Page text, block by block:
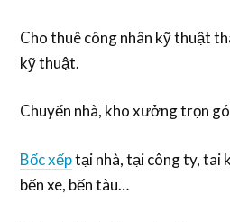
Cho thuê công nhân kỹ thuật
kỹ thuật.
Chuyển nhà, kho xưởng trọn
Bốc xếptại nhà, tại công ty, tai
bến xe, bến tàu…